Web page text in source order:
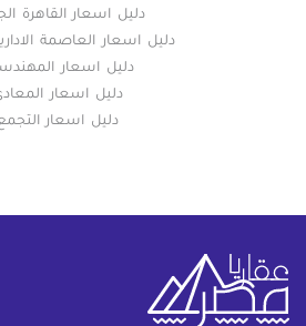
دليل اسعار القاهرة
دليل اسعار العاصمة
دليل اسعار
دليل اسعار
دليل اسعار